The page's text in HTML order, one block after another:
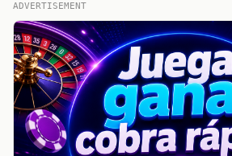
ADVERTISEMENT